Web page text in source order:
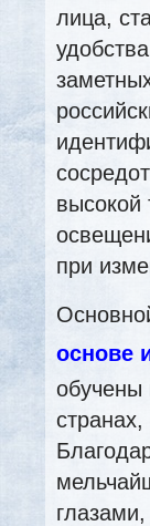
лица,
высокой
при
основе
обучены